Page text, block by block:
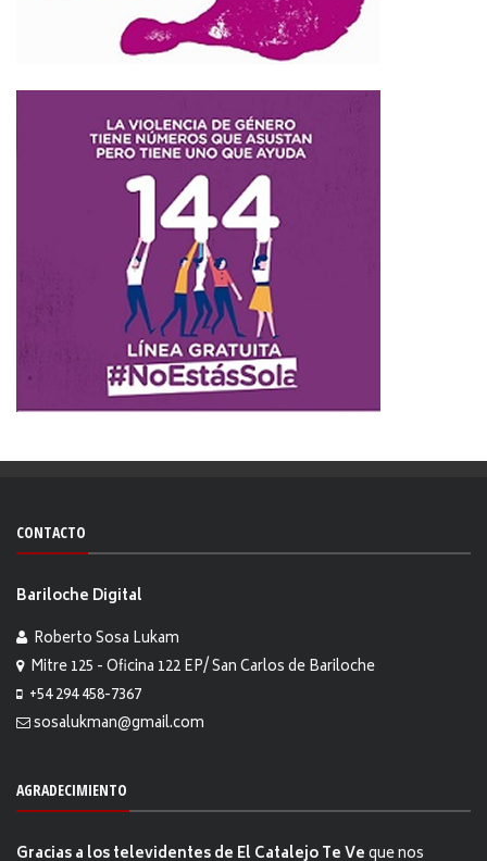
CONTACTO
Bariloche Digital
Roberto Sosa Lukam
Mitre 125 - Oficina 122 EP/ San Carlos de Bariloche
+54 294 458-7367
sosalukman@gmail.com
AGRADECIMIENTO
Gracias a los televidentes de El Catalejo Te Veque nos